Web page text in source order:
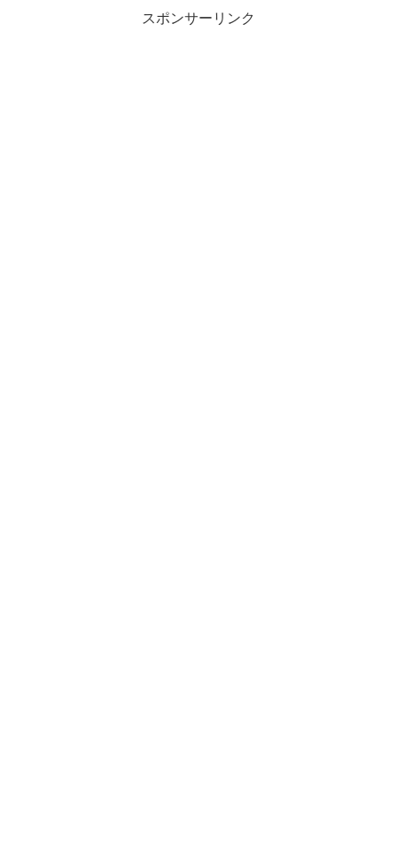
スポンサーリンク